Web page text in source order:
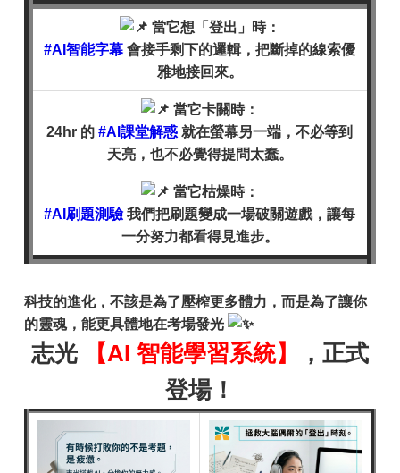
當它想「登出」時：
#AI智能字幕 會接手剩下的邏輯，把斷掉的線索優
雅地接回來。
當它卡關時：
24hr 的#AI課堂解惑 就在螢幕另一端，不必等到
天亮，也不必覺得提問太蠢。
當它枯燥時：
#AI刷題測驗我們把刷題變成一場破關遊戲，讓每
一分努力都看得見進步。
科技的進化，不該是為了壓榨更多體力，而是為了讓你
的靈魂，能更具體地在考場發光
志光 【AI 智能學習系統】
，正式
登場！